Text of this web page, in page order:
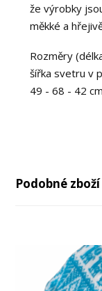
že výrobky
měkké a
Rozměry
šířka svetru v
49 - 68 - 42 cm
Podobné zboží